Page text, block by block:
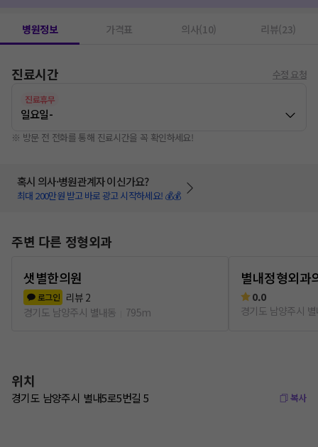
풍선확장술
건강검진1
병원정보 가격표 의사(10) 리뷰(23)
진료시간 수정 요청
진료휴무
일요일-
※ 방문 전 전화를 통해 진료시간을 꼭 확인하세요!
혹시 의사·병원관계자 이신가요?
최대 200만원 받고 바로 광고 시작하세요! 💰💰
주변 다른 정형외과
샛별한의원
로그인 리뷰 2
경기도 남양주시 별내동
795m
별내정형외과
0.0
경기도 남양주시
위치
경기도 남양주시 별내5로5번길 5 복사